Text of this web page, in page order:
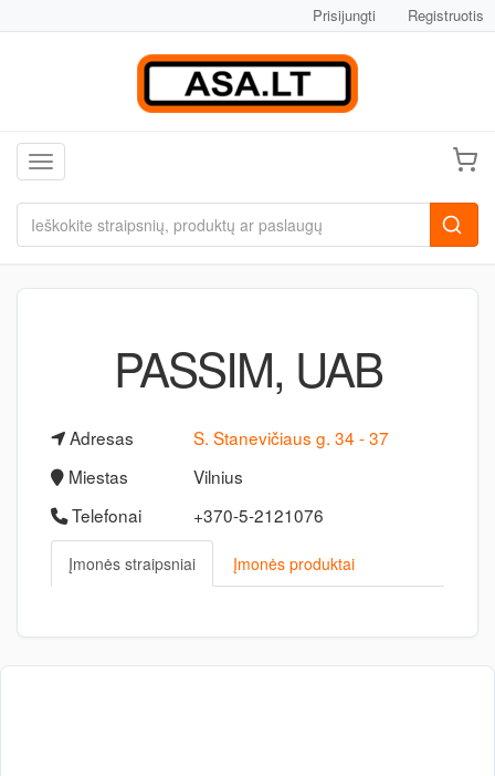
Prisijungti Registruotis
Toggle navigation
PASSIM, UAB
Adresas
S. Stanevičiaus g. 34 - 37
Miestas
Vilnius
Telefonai
+370-5-2121076
Įmonės straipsniai Įmonės produktai